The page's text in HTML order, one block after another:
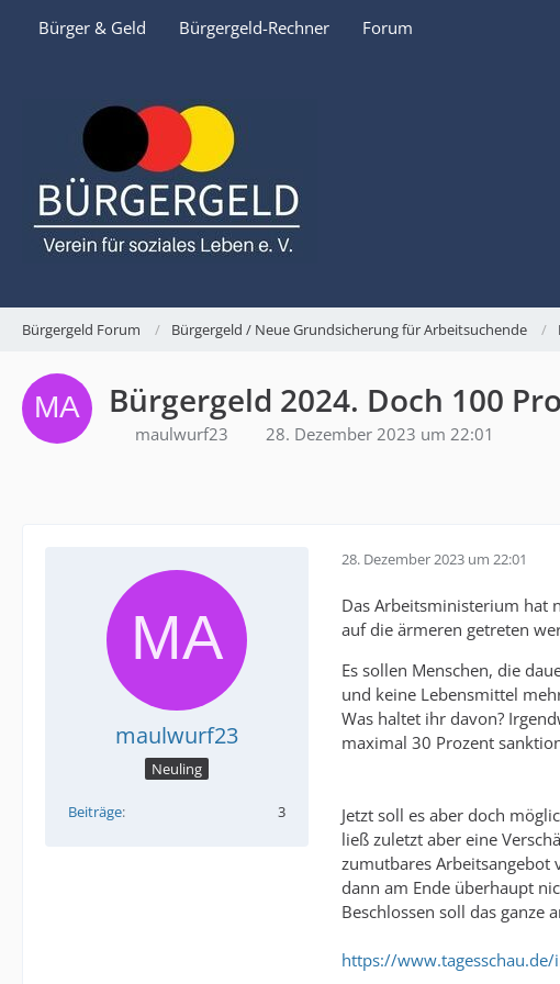
Bürger & Geld Bürgergeld-Rechner Forum
Bürgergeld Forum Bürgergeld / Neue Grundsicherung für Arbeitsuchende
Bürgergeld 2024. Doch 100
maulwurf23 28. Dezember 2023 um 22:01
maulwurf23
Neuling
Beiträge 3
28. Dezember 2023 um 22:01
Das Arbeitsministerium hat
auf die ärmeren getreten
Es sollen Menschen, die
und keine Lebensmittel
Was haltet ihr davon?
maximal 30 Prozent
Jetzt soll es aber doch
ließ zuletzt aber eine
zumutbares Arbeitsangebot
dann am Ende überhaupt
Beschlossen soll das ganze
https://